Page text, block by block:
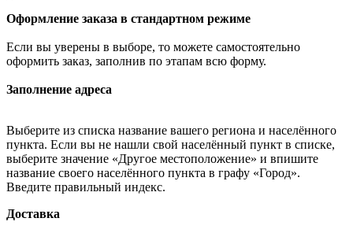
Оформление заказа в стандартном режиме
Если вы уверены в выборе, то можете самостоятельно
оформить заказ, заполнив по этапам всю форму.
Заполнение адреса
Выберите из списка название вашего региона и населённого
пункта. Если вы не нашли свой населённый пункт в списке,
выберите значение «Другое местоположение» и впишите
название своего населённого пункта в графу «Город».
Введите правильный индекс.
Доставка